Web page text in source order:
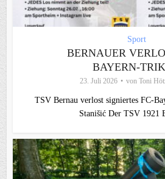
Sport
BERNAUER
BAYERN-
23. Juli 2026 von Toni
TSV Bernau verlost signiertes
Stanišić Der TSV 1921